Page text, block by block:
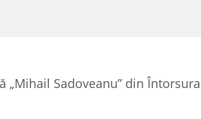
Sadoveanu” din Întorsura